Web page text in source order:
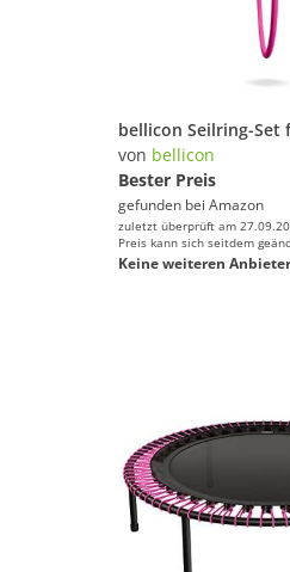
von bellicon
Bester Preis
gefunden bei Amazon
zuletzt überprüft am
Preis kann sich seitdem
Keine weiteren Anbieter